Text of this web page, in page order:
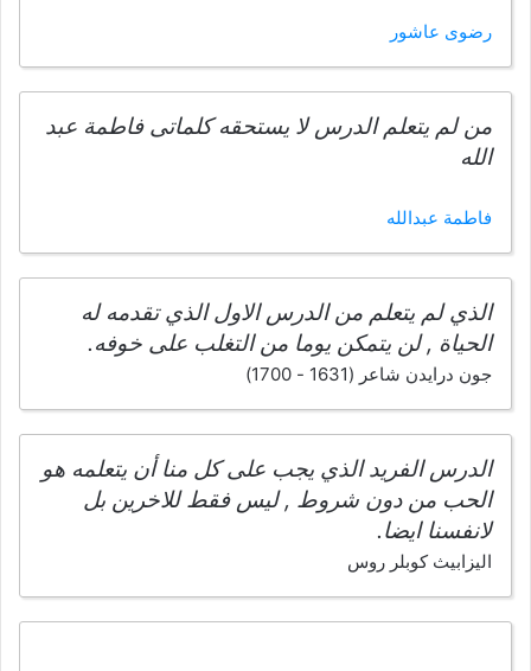
رضوى عاشور
من لم يتعلم الدرس لا يستحقه كلماتى فاطمة عبد
الله
فاطمة عبدالله
الذي لم يتعلم من الدرس الاول الذي تقدمه له
الحياة , لن يتمكن يوما من التغلب على خوفه.
جون درايدن شاعر (1631 - 1700)
الدرس الفريد الذي يجب على كل منا أن يتعلمه هو
الحب من دون شروط , ليس فقط للاخرين بل
لانفسنا ايضا.
اليزابيث كوبلر روس